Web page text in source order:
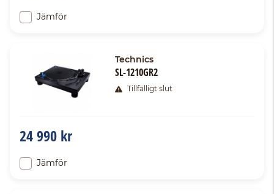
Jämför
Technics
SL-1210GR2
Tillfälligt slut
24 990 kr
Jämför